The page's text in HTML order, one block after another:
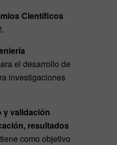
Científicos
el desarrollo de
investigaciones
y validación
resultados
como objetivo